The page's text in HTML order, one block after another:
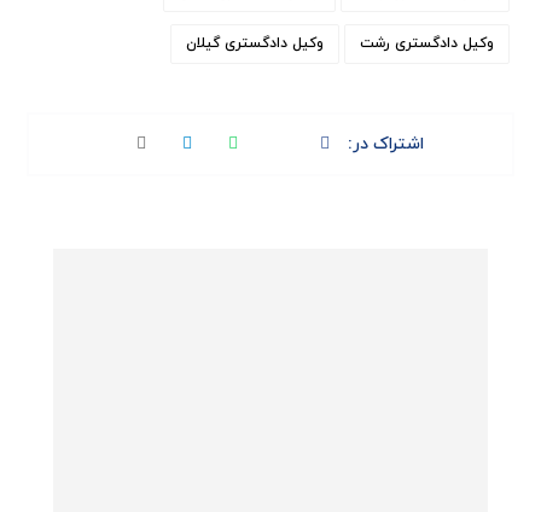
وکیل دادگستری رشت وکیل دادگستری گیلان